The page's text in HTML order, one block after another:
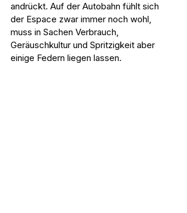
andrückt. Auf der Autobahn fühlt sich
der Espace zwar immer noch wohl,
muss in Sachen Verbrauch,
Geräuschkultur und Spritzigkeit aber
einige Federn liegen lassen.